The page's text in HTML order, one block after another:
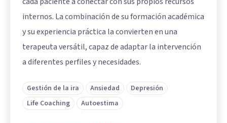
internos. La combinación de su formación académica
y su experiencia práctica la convierten en una
terapeuta versátil, capaz de adaptar la intervención
a diferentes perfiles y necesidades.
Gestión de la ira Ansiedad
Depresión
Life Coaching
Autoestima